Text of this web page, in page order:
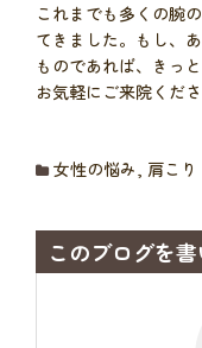
これまでも多くの腕
てきました。もし、
ものであれば、きっ
お気軽にご来院くださ
女性の悩み , 肩こ
このブログを